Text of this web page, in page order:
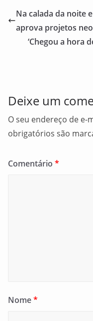
e
b
o
l
Na calada da noite
aprova projetos
‘Chegou a hora
Deixe um
O seu endereço de e-
obrigatórios são
Comentário *
Nome*